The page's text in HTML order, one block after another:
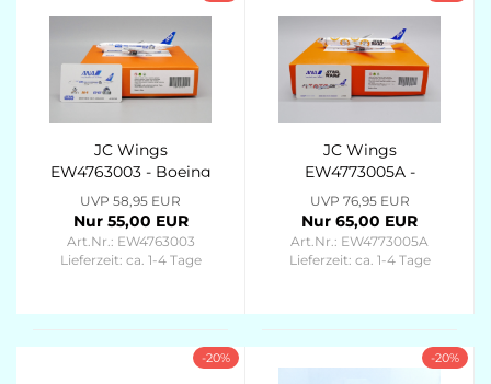
JC Wings
EW4763003 - Boeing
767-300ER All
Nippon Airways "Star
Wars" JA604A - 1/400
UVP 58,95 EUR
Nur 55,00 EUR
Art.Nr.: EW4763003
Lieferzeit: ca. 1-4 Tage
JC Wings
EW4773005A -
Boeing 777-300ER
All Nippon Airways
"Star Wars" JA789A -
1/400 - Flaps Down
UVP 76,95 EUR
Nur 65,00 EUR
Art.Nr.: EW4773005A
Lieferzeit: ca. 1-4 Tage
-20% -20%